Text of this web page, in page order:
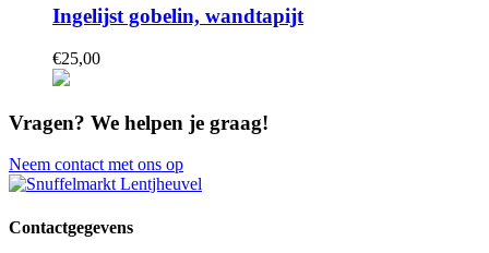
Ingelijst gobelin, wandtapijt
€25,00
Vragen? We helpen je graag!
Neem contact met ons op
Contactgegevens